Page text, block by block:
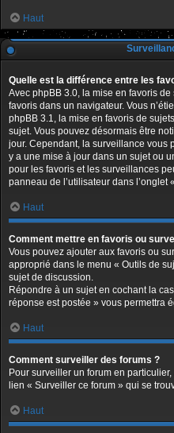
Haut
Quelle est la différence entre les
Avec phpBB 3.0, la mise en favoris
favoris dans un navigateur. Vous
phpBB 3.1, la mise en favoris de
sujet. Vous pouvez désormais être
jour. Cependant, la surveillance vous
y a une mise à jour dans un sujet ou
pour les favoris et les surveillances
panneau de l’utilisateur dans l’onglet
Haut
Comment mettre en favoris ou
Vous pouvez ajouter aux favoris ou
approprié dans le menu « Outils de
sujet de discussion.
Répondre à un sujet en cochant la
réponse est postée » vous permettra
Haut
Comment surveiller des forums ?
Pour surveiller un forum en
lien « Surveiller ce forum » qui se
Haut